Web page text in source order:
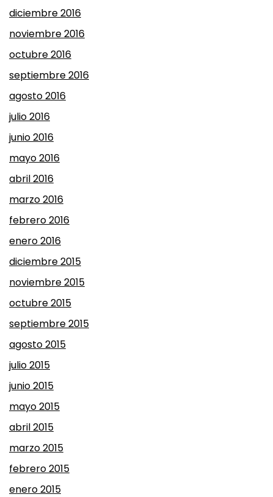
diciembre 2016
noviembre 2016
octubre 2016
septiembre 2016
agosto 2016
julio 2016
junio 2016
mayo 2016
abril 2016
marzo 2016
febrero 2016
enero 2016
diciembre 2015
noviembre 2015
octubre 2015
septiembre 2015
agosto 2015
julio 2015
junio 2015
mayo 2015
abril 2015
marzo 2015
febrero 2015
enero 2015